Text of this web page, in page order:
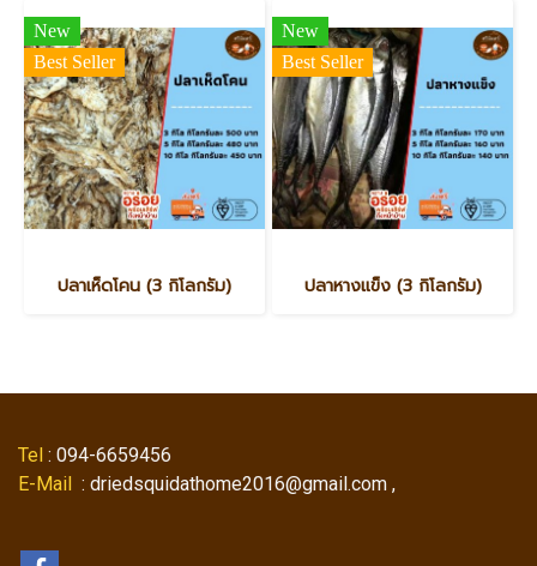
New
Best Seller
ปลาเห็ดโคน (3 กิโลกรัม)
New
Best Seller
ปลาหางแข็ง (3 กิโลกรัม)
Tel : 094-6659456
E-Mail : driedsquidathome2016@gmail.com ,